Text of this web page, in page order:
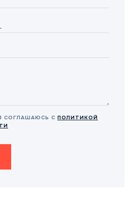
СОГЛАШАЮСЬ С ПОЛИТИКОЙ